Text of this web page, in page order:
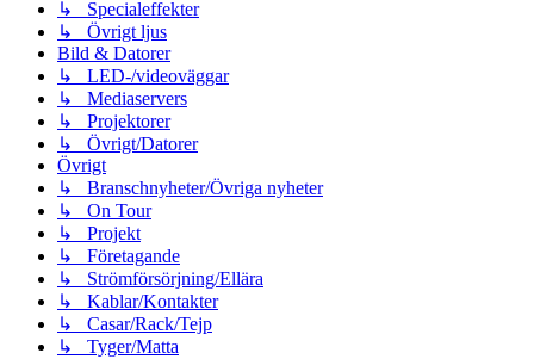
↳ Specialeffekter
↳ Övrigt ljus
Bild & Datorer
↳ LED-/videoväggar
↳ Mediaservers
↳ Projektorer
↳ Övrigt/Datorer
Övrigt
↳ Branschnyheter/Övriga nyheter
↳ On Tour
↳ Projekt
↳ Företagande
↳ Strömförsörjning/Ellära
↳ Kablar/Kontakter
↳ Casar/Rack/Tejp
↳ Tyger/Matta